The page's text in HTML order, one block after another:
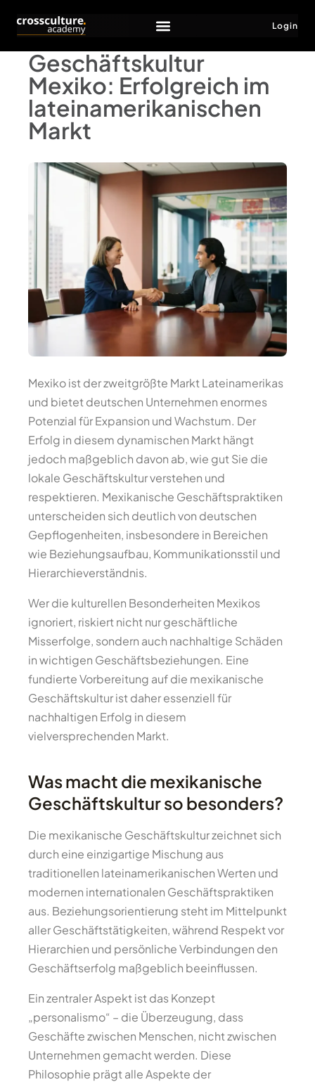
Login
Geschäftskultur
Mexiko: Erfolgreich im
lateinamerikanischen
Markt
Mexiko ist der zweitgrößte Markt Lateinamerikas
und bietet deutschen Unternehmen enormes
Potenzial für Expansion und Wachstum. Der
Erfolg in diesem dynamischen Markt hängt
jedoch maßgeblich davon ab, wie gut Sie die
lokale Geschäftskultur verstehen und
respektieren. Mexikanische Geschäftspraktiken
unterscheiden sich deutlich von deutschen
Gepflogenheiten, insbesondere in Bereichen
wie Beziehungsaufbau, Kommunikationsstil und
Hierarchieverständnis.
Wer die kulturellen Besonderheiten Mexikos
ignoriert, riskiert nicht nur geschäftliche
Misserfolge, sondern auch nachhaltige Schäden
in wichtigen Geschäftsbeziehungen. Eine
fundierte Vorbereitung auf die mexikanische
Geschäftskultur ist daher essenziell für
nachhaltigen Erfolg in diesem
vielversprechenden Markt.
Was macht die mexikanische
Geschäftskultur so besonders?
Die mexikanische Geschäftskultur zeichnet sich
durch eine einzigartige Mischung aus
traditionellen lateinamerikanischen Werten und
modernen internationalen Geschäftspraktiken
aus. Beziehungsorientierung steht im Mittelpunkt
aller Geschäftstätigkeiten, während Respekt vor
Hierarchien und persönliche Verbindungen den
Geschäftserfolg maßgeblich beeinflussen.
Ein zentraler Aspekt ist das Konzept
„personalismo“ – die Überzeugung, dass
Geschäfte zwischen Menschen, nicht zwischen
Unternehmen gemacht werden. Diese
Philosophie prägt alle Aspekte der